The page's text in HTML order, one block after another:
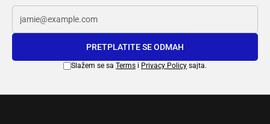
PRETPLATITE SE ODMAH
Slažem se sa Terms i Privacy Policy sajta.